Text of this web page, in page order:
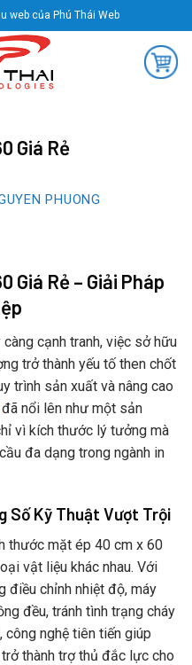
web của Phú Thái Web
Giá Rẻ
PHUONG
Giá Rẻ – Giải Pháp
cạnh tranh, việc sở hữu
trở thành yếu tố then chốt
trình sản xuất và nâng cao
đã nổi lên như một sản
vì kích thước lý tưởng mà
đa dạng trong ngành in
Số Kỹ Thuật Vượt Trội
thước mặt ép 40 cm x 60
vật liệu khác nhau. Với
điều chỉnh nhiệt độ, máy
đều, tránh tình trạng cháy
nghệ tiên tiến giúp
thành trợ thủ đắc lực cho